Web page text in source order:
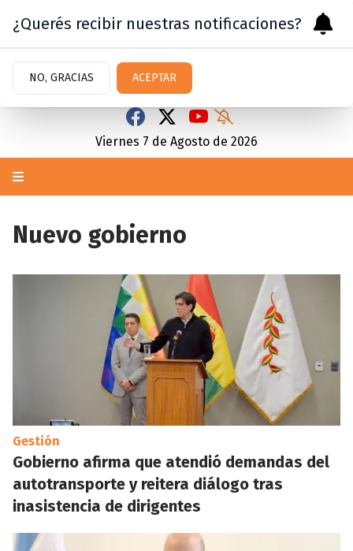
Viernes 7 de Agosto de 2026
Nuevo gobierno
Gestión
Gobierno afirma que atendió demandas del
autotransporte y reitera diálogo tras
inasistencia de dirigentes
¿Querés recibir nuestras notificaciones?
NO, GRACIAS ACEPTAR